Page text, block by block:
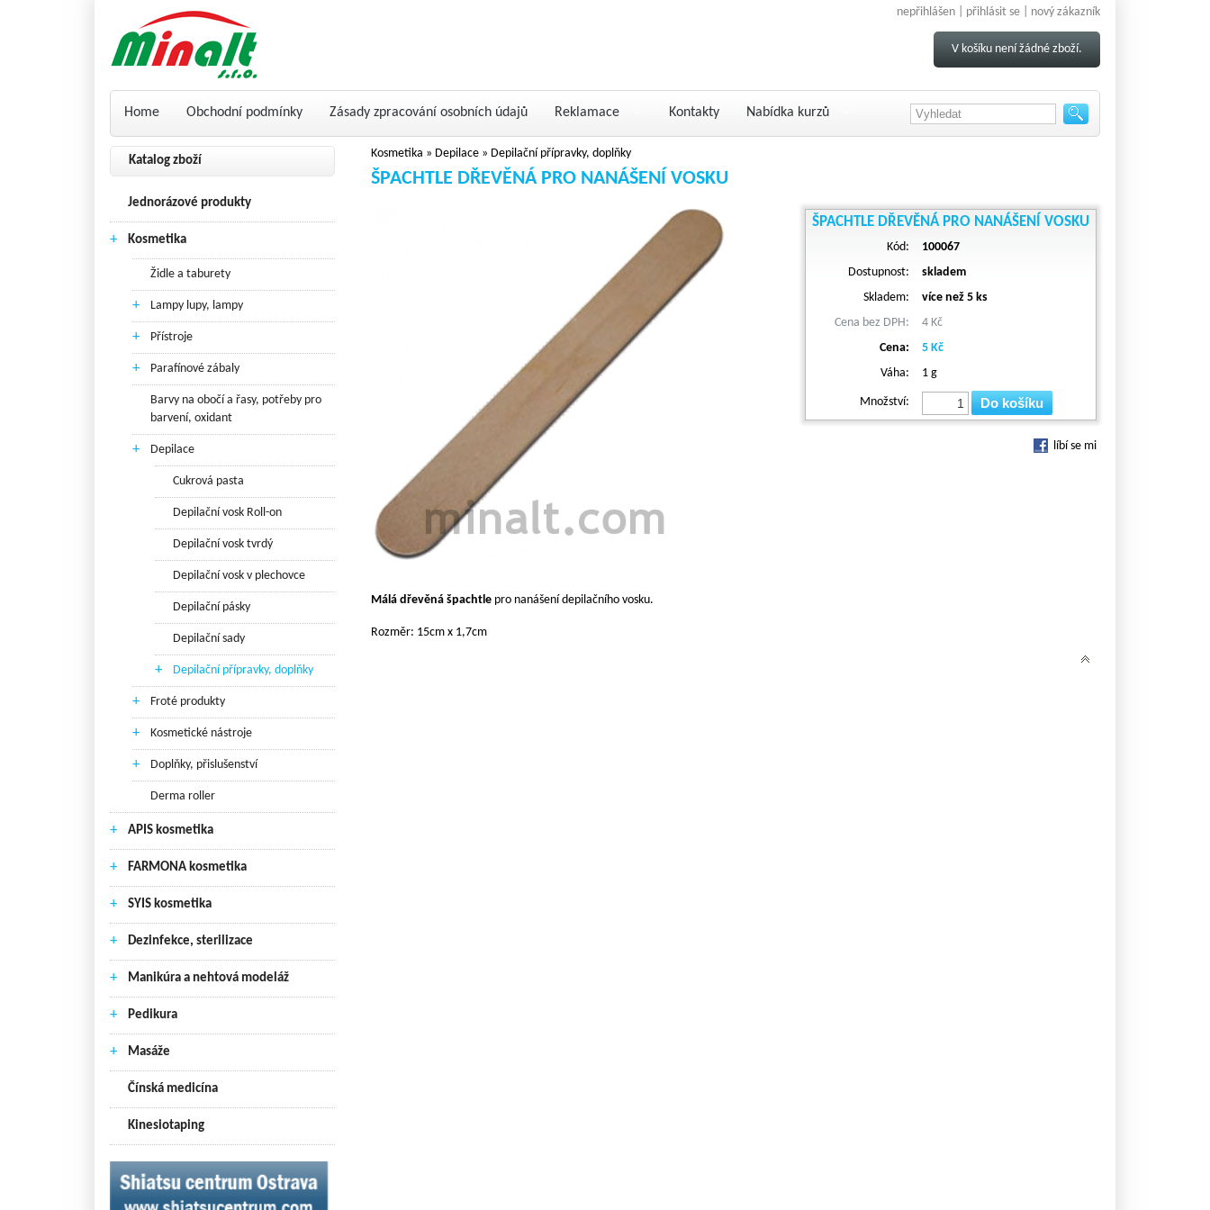
nepřihlášen | přihlásit se nový zákazník
V košíku není žádné zboží.
Home Obchodní podmínky Zásady zpracování osobních údajů Reklamace Kontakty Nabídka kurzů
Katalog zboží
Jednorázové produkty
+ Kosmetika
Židle a taburety
+ Lampy lupy, lampy
+ Přístroje
+ Parafínové zábaly
Barvy na obočí a řasy, potřeby pro
barvení, oxidant
+ Depilace
Cukrová pasta
Depilační vosk Roll-on
Depilační vosk tvrdý
Depilační vosk v plechovce
Depilační pásky
Depilační sady
+ Depilační přípravky, doplňky
+ Froté produkty
+ Kosmetické nástroje
+ Doplňky, přislušenství
Derma roller
+ APIS kosmetika
+ FARMONA kosmetika
+ SYIS kosmetika
+ Dezinfekce, sterilizace
+ Manikúra a nehtová modeláž
+ Pedikura
+ Masáže
Čínská medicína
Kinesiotaping
Kosmetika » Depilace » Depilační přípravky, doplňky
ŠPACHTLE DŘEVĚNÁ PRO NANÁŠENÍ VOSKU
ŠPACHTLE DŘEVĚNÁ PRO NANÁŠENÍ VOSKU
Kód:
100067
Dostupnost:
skladem
Skladem:
více než 5 ks
Cena bez DPH:
4 Kč
Cena:
5 Kč
Váha:
1 g
Množství: Do košíku
líbí se mi
Málá dřevěná špachtle pro nanášení depilačního vosku.
Rozměr: 15cm x 1,7cm